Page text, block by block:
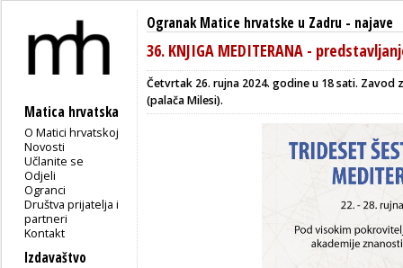
Matica hrvatska
O Matici hrvatskoj
Novosti
Učlanite se
Odjeli
Ogranci
Društva prijatelja i
partneri
Kontakt
Izdavaštvo
Ogranak Matice hrvatske u Zadru - najave
36. KNJIGA MEDITERANA -
Četvrtak 26. rujna 2024. godine u 18 sati. Zavod
(palača Milesi).